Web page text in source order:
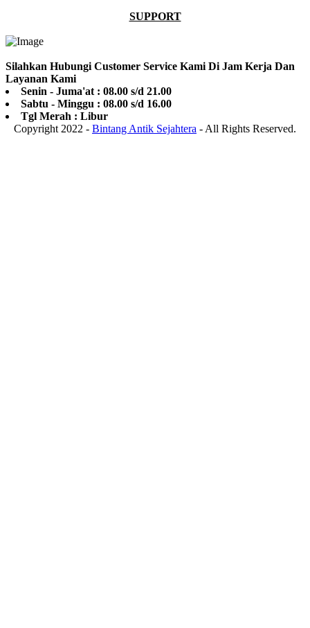
SUPPORT
Silahkan Hubungi Customer Service Kami Di Jam Kerja Dan
Layanan Kami
Senin - Juma'at : 08.00 s/d 21.00
Sabtu - Minggu : 08.00 s/d 16.00
Tgl Merah : Libur
Copyright 2022 - Bintang Antik Sejahtera - All Rights Reserved.